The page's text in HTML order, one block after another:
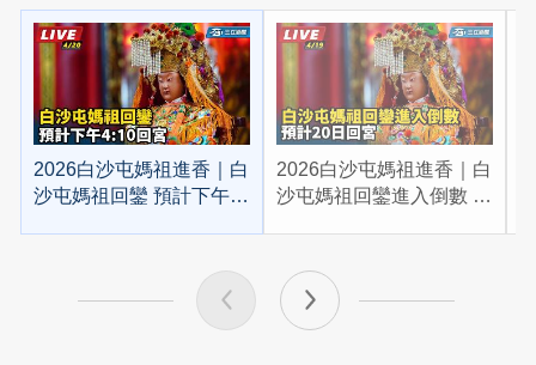
2026白沙屯媽祖進香｜白
沙屯媽祖回鑾 預計下午
2026白沙屯媽祖進香｜白
沙屯媽祖回鑾進入倒數 預